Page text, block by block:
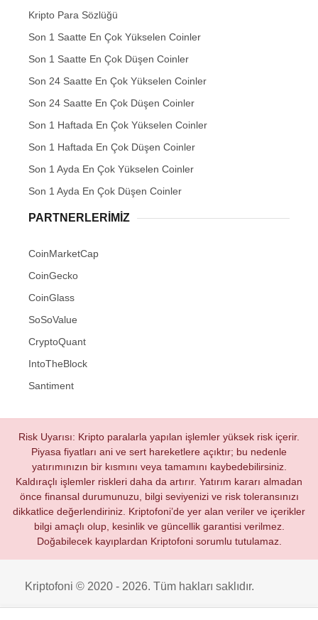
Kripto Para Sözlüğü
Son 1 Saatte En Çok Yükselen Coinler
Son 1 Saatte En Çok Düşen Coinler
Son 24 Saatte En Çok Yükselen Coinler
Son 24 Saatte En Çok Düşen Coinler
Son 1 Haftada En Çok Yükselen Coinler
Son 1 Haftada En Çok Düşen Coinler
Son 1 Ayda En Çok Yükselen Coinler
Son 1 Ayda En Çok Düşen Coinler
PARTNERLERIMIZ
CoinMarketCap
CoinGecko
CoinGlass
SoSoValue
CryptoQuant
IntoTheBlock
Santiment
Risk Uyarısı: Kripto paralarla yapılan işlemler yüksek risk içerir.
Piyasa fiyatları ani ve sert hareketlere açıktır; bu nedenle
yatırımınızın bir kısmını veya tamamını kaybedebilirsiniz.
Kaldıraçlı işlemler riskleri daha da artırır. Yatırım kararı almadan
önce finansal durumunuzu, bilgi seviyenizi ve risk toleransınızı
dikkatlice değerlendiriniz. Kriptofoni’de yer alan veriler ve içerikler
bilgi amaçlı olup, kesinlik ve güncellik garantisi verilmez.
Doğabilecek kayıplardan Kriptofoni sorumlu tutulamaz.
Kriptofoni © 2020 - 2026. Tüm hakları saklıdır.